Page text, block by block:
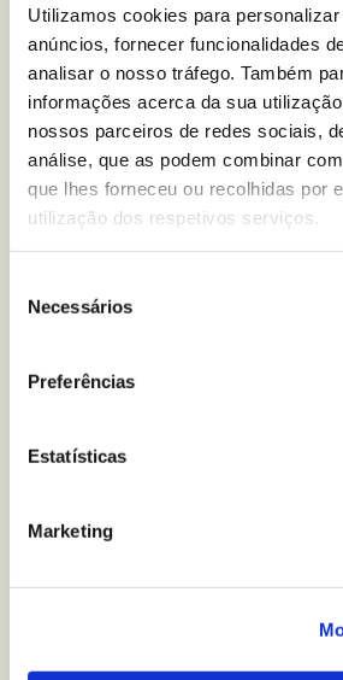
Utilizamos cookies para
anúncios, fornecer funcionalidades
analisar o nosso tráfego. Também
informações acerca da sua
nossos parceiros de redes sociais,
análise, que as podem combinar
que lhes forneceu ou recolhidas por
utilização dos respetivos serviços.
Necessários
Preferências
Estatísticas
Marketing
nutricional sobre
Choco Ring
Leite Zero
Escreva-nos para
DESPORTO